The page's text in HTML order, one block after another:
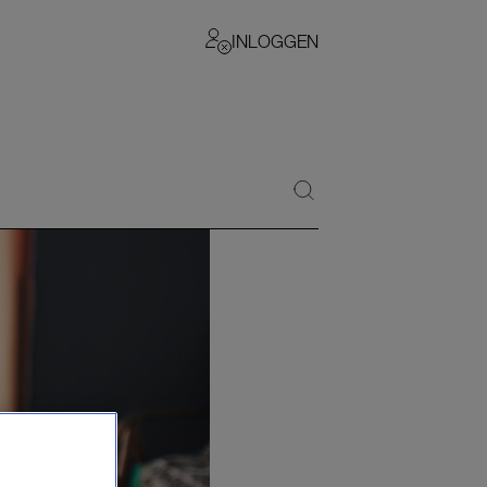
INLOGGEN